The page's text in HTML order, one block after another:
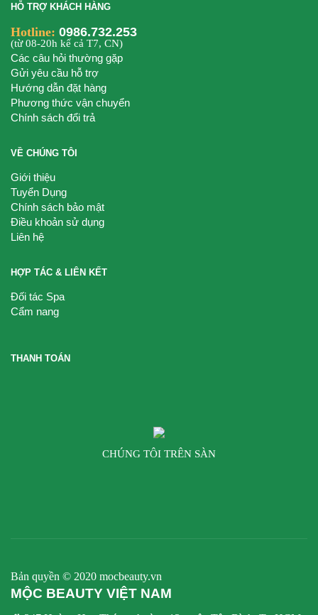
HỖ TRỢ KHÁCH HÀNG
Hotline: 0986.732.253
(từ 08-20h kể cả T7, CN)
Các câu hỏi thường gặp
Gửi yêu cầu hỗ trợ
Hướng dẫn đặt hàng
Phương thức vận chuyển
Chính sách đổi trả
VỀ CHÚNG TÔI
Giới thiệu
Tuyển Dụng
Chính sách bảo mật
Điều khoản sử dụng
Liên hệ
HỢP TÁC & LIÊN KẾT
Đối tác Spa
Cẩm nang
THANH TOÁN
CHÚNG TÔI TRÊN SÀN
Bản quyền © 2020 mocbeauty.vn
MỘC BEAUTY VIỆT NAM